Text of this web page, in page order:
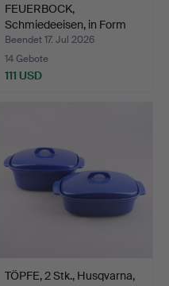
FEUERBOCK,
Schmiedeeisen, in Form
eines Te…
Beendet 17. Jul 2026
14 Gebote
111 USD
TÖPFE, 2 Stk., Husqvarna,